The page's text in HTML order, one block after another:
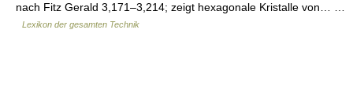
nach Fitz Gerald 3,171–3,214; zeigt hexagonale Kristalle von… …
Lexikon der gesamten Technik